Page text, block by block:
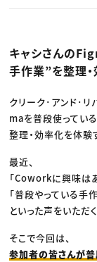
ディレクション
ゲームクリエイ
クリエイター
C＆R
ニュース・トレ
Web
映像
広告
出版
CREATIVE
キャシさんの
手作業”を整理
クリーク･アンド･リ
maを普段使ってい
整理・効率化を体験
最近、
「Coworkに興味は
「普段やっている手
といった声をいただ
そこで今回は、
参加者の皆さんが